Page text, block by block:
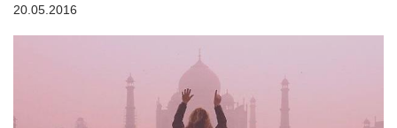
20.05.2016